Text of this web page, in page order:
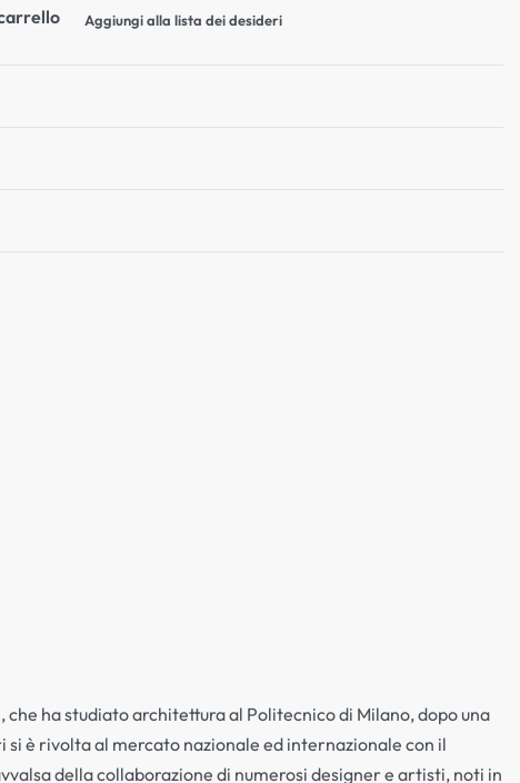
Aggiungi alla lista dei desideri
ha studiato architettura al Politecnico di Milano, dopo una
è rivolta al mercato nazionale ed internazionale con il
della collaborazione di numerosi designer e artisti, noti in